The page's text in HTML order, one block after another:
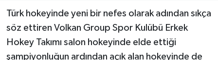
Türk hokeyinde yeni bir nefes olarak adından sıkça
söz ettiren Volkan Group Spor Kulübü Erkek
Hokey Takımı salon hokeyinde elde ettiği
şampiyonluğun ardından açık alan hokeyinde de
Teknoloji